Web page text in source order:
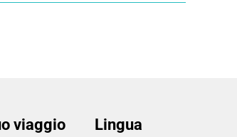
viaggio Lingua